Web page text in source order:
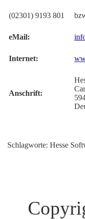
(02301) 9193 801
eMail:
Internet:
Anschrift:
Schlagworte: Hesse